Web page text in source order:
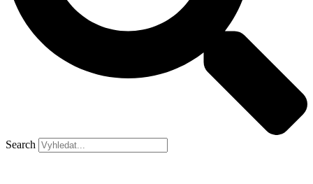
Search